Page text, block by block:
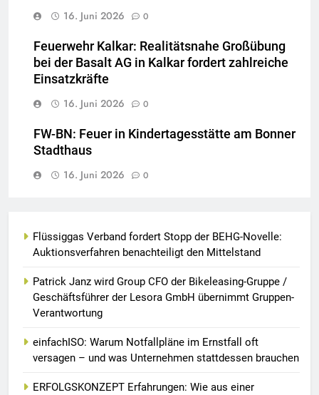
16. Juni 2026
0
Feuerwehr Kalkar: Realitätsnahe Großübung
bei der Basalt AG in Kalkar fordert zahlreiche
Einsatzkräfte
16. Juni 2026
0
FW-BN: Feuer in Kindertagesstätte am Bonner
Stadthaus
16. Juni 2026
0
Flüssiggas Verband fordert Stopp der BEHG-Novelle:
Auktionsverfahren benachteiligt den Mittelstand
Patrick Janz wird Group CFO der Bikeleasing-Gruppe /
Geschäftsführer der Lesora GmbH übernimmt Gruppen-
Verantwortung
einfachISO: Warum Notfallpläne im Ernstfall oft
versagen – und was Unternehmen stattdessen brauchen
ERFOLGSKONZEPT Erfahrungen: Wie aus einer